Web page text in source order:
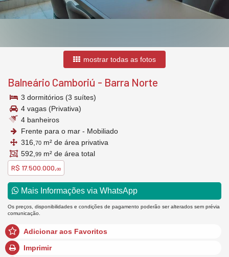
mostrar todas as fotos
Balneário Camboriú - Barra Norte
3 dormitórios (3 suítes)
4 vagas (Privativa)
4 banheiros
Frente para o mar - Mobiliado
316, 70 m² de área privativa
592, 99 m² de área total
R$ 17.500.000,00
Mais Informações via WhatsApp
Os preços, disponibilidades e condições de pagamento poderão ser alterados sem prévia
comunicação.
Adicionar aos Favoritos
Imprimir